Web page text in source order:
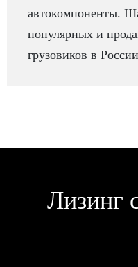
автокомпоненты.
популярных и
грузовиков в
Лизинг